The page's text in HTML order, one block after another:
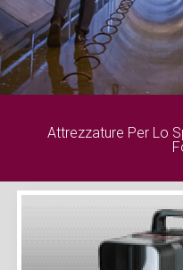
Attrezzature Per Lo